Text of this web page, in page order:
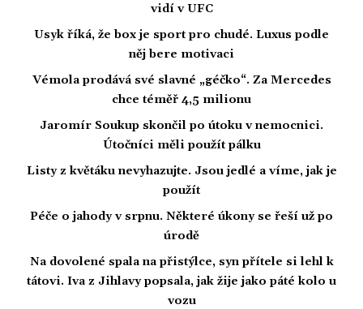
vidí v UFC
Usyk říká, že box je sport pro chudé. Luxus podle
něj bere motivaci
Vémola prodává své slavné „géčko“. Za Mercedes
chce téměř 4,5 milionu
Jaromír Soukup skončil po útoku v nemocnici.
Útočníci měli použít pálku
Listy z květáku nevyhazujte. Jsou jedlé a víme, jak je
použít
Péče o jahody v srpnu. Některé úkony se řeší už po
úrodě
Na dovolené spala na přistýlce, syn přítele si lehl k
tátovi. Iva z Jihlavy popsala, jak žije jako páté kolo u
vozu